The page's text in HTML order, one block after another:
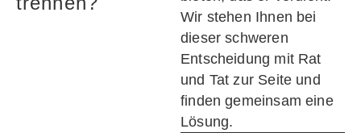
Wir stehen Ihnen bei
dieser schweren
Entscheidung mit Rat
und Tat zur Seite und
finden gemeinsam eine
Lösung.